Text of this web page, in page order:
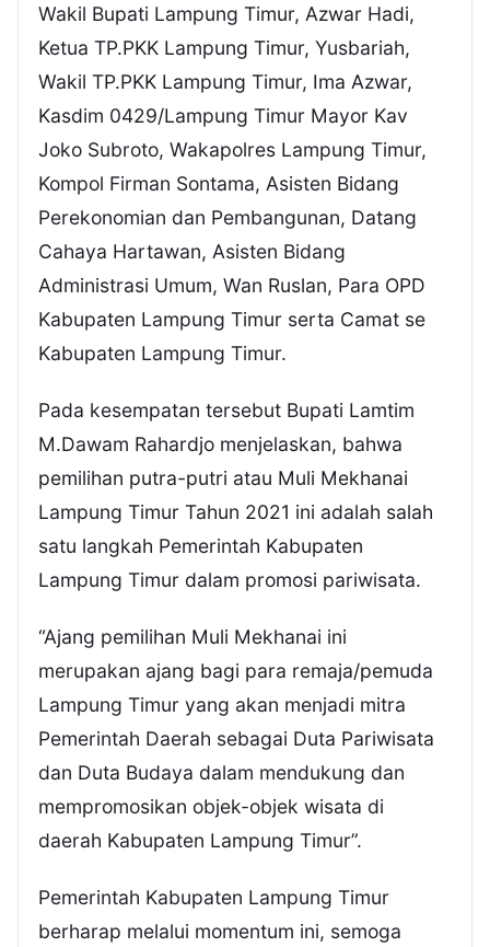
Wakil Bupati Lampung Timur, Azwar Hadi,
Ketua TP.PKK Lampung Timur, Yusbariah,
Wakil TP.PKK Lampung Timur, Ima Azwar,
Kasdim 0429/Lampung Timur Mayor Kav
Joko Subroto, Wakapolres Lampung Timur,
Kompol Firman Sontama, Asisten Bidang
Perekonomian dan Pembangunan, Datang
Cahaya Hartawan, Asisten Bidang
Administrasi Umum, Wan Ruslan, Para OPD
Kabupaten Lampung Timur serta Camat se
Kabupaten Lampung Timur.
Pada kesempatan tersebut Bupati Lamtim
M.Dawam Rahardjo menjelaskan, bahwa
pemilihan putra-putri atau Muli Mekhanai
Lampung Timur Tahun 2021 ini adalah salah
satu langkah Pemerintah Kabupaten
Lampung Timur dalam promosi pariwisata.
“Ajang pemilihan Muli Mekhanai ini
merupakan ajang bagi para remaja/pemuda
Lampung Timur yang akan menjadi mitra
Pemerintah Daerah sebagai Duta Pariwisata
dan Duta Budaya dalam mendukung dan
mempromosikan objek-objek wisata di
daerah Kabupaten Lampung Timur”.
Pemerintah Kabupaten Lampung Timur
berharap melalui momentum ini, semoga